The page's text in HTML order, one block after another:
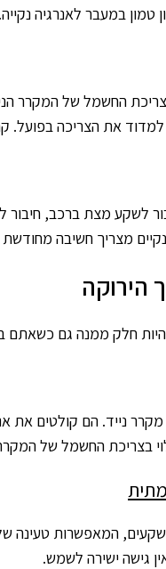
טמון במעבר לאנרגיה נקייה.
את הצריכה בפועל.
לשקע מצת ברכב, חיבור
מצריך חשיבה
הירוקה
חלק ממנה גם כשאתם
נייד. הם קולטים
בצריכת החשמל של
שקעים, המאפשרות
גישה ישירה לשמש.